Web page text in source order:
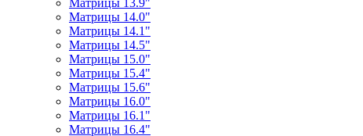
Матрицы 13.9"
Матрицы 14.0"
Матрицы 14.1"
Матрицы 14.5"
Матрицы 15.0"
Матрицы 15.4"
Матрицы 15.6"
Матрицы 16.0"
Матрицы 16.1"
Матрицы 16.4"